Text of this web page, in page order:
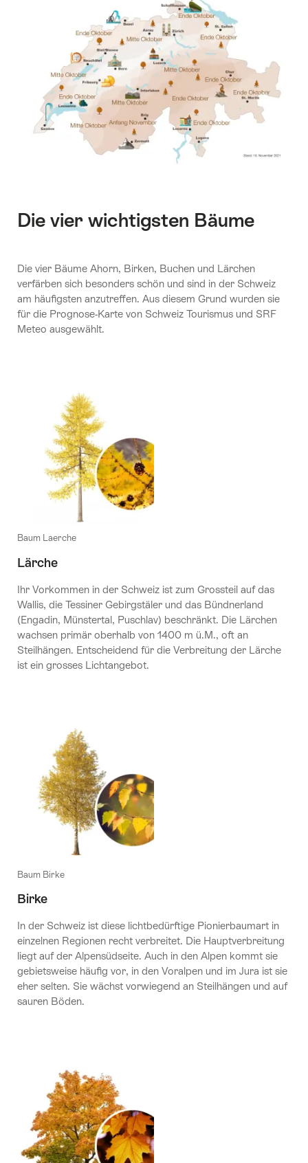
Die vier wichtigsten Bäume
Die vier Bäume Ahorn, Birken, Buchen und Lärchen
verfärben sich besonders schön und sind in der Schweiz
am häufigsten anzutreffen. Aus diesem Grund wurden sie
für die Prognose-Karte von Schweiz Tourismus und SRF
Meteo ausgewählt.
Lärche
Ihr Vorkommen in der Schweiz ist zum Grossteil auf das
Wallis, die Tessiner Gebirgstäler und das Bündnerland
(Engadin, Münstertal, Puschlav) beschränkt. Die Lärchen
wachsen primär oberhalb von 1400 m ü.M., oft an
Steilhängen. Entscheidend für die Verbreitung der Lärche
ist ein grosses Lichtangebot.
Baum Laerche
Birke
In der Schweiz ist diese lichtbedürftige Pionierbaumart in
einzelnen Regionen recht verbreitet. Die Hauptverbreitung
liegt auf der Alpensüdseite. Auch in den Alpen kommt sie
gebietsweise häufig vor, in den Voralpen und im Jura ist sie
eher selten. Sie wächst vorwiegend an Steilhängen und auf
sauren Böden.
Baum Birke